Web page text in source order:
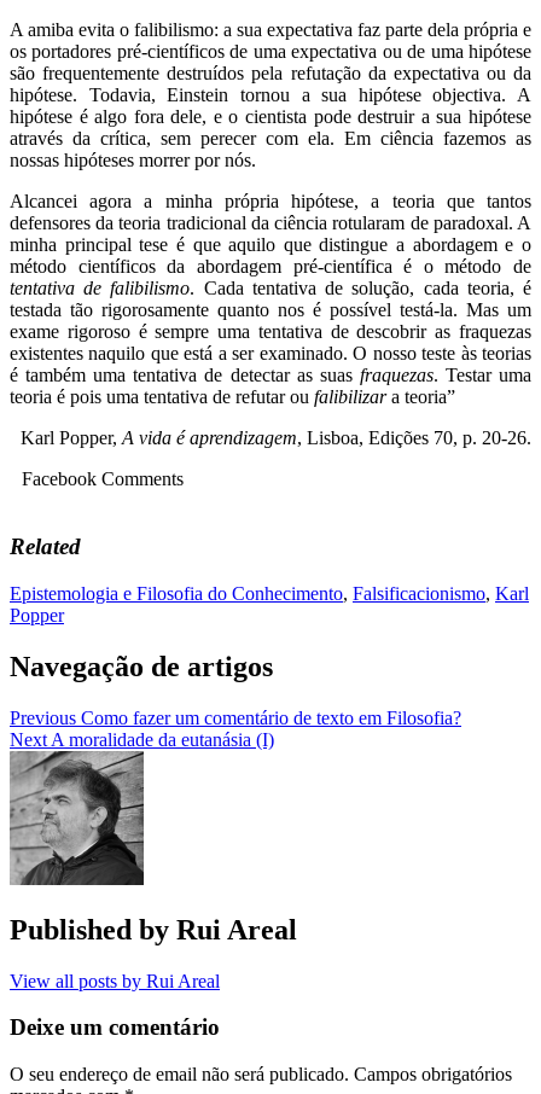
A amiba evita o falibilismo: a sua expectativa faz parte dela própria e
os portadores pré-científicos de uma expectativa ou de uma hipótese
são frequentemente destruídos pela refutação da expectativa ou da
hipótese. Todavia, Einstein tornou a sua hipótese objectiva. A
hipótese é algo fora dele, e o cientista pode destruir a sua hipótese
através da crítica, sem perecer com ela. Em ciência fazemos as
nossas hipóteses morrer por nós.
Alcancei agora a minha própria hipótese, a teoria que tantos
defensores da teoria tradicional da ciência rotularam de paradoxal. A
minha principal tese é que aquilo que distingue a abordagem e o
método científicos da abordagem pré-científica é o método de
tentativa de falibilismo. Cada tentativa de solução, cada teoria, é
testada tão rigorosamente quanto nos é possível testá-la. Mas um
exame rigoroso é sempre uma tentativa de descobrir as fraquezas
existentes naquilo que está a ser examinado. O nosso teste às teorias
é também uma tentativa de detectar as suas fraquezas. Testar uma
teoria é pois uma tentativa de refutar ou falibilizara teoria”
Karl Popper, A vida é aprendizagem, Lisboa, Edições 70, p. 20-26.
Facebook Comments
Related
Epistemologia e Filosofia do Conhecimento, Falsificacionismo, Karl
Popper
Navegação de artigos
Previous Como fazer um comentário de texto em Filosofia?
Next A moralidade da eutanásia (I)
Published by Rui Areal
View all posts by Rui Areal
Deixe um comentário
O seu endereço de email não será publicado. Campos obrigatórios